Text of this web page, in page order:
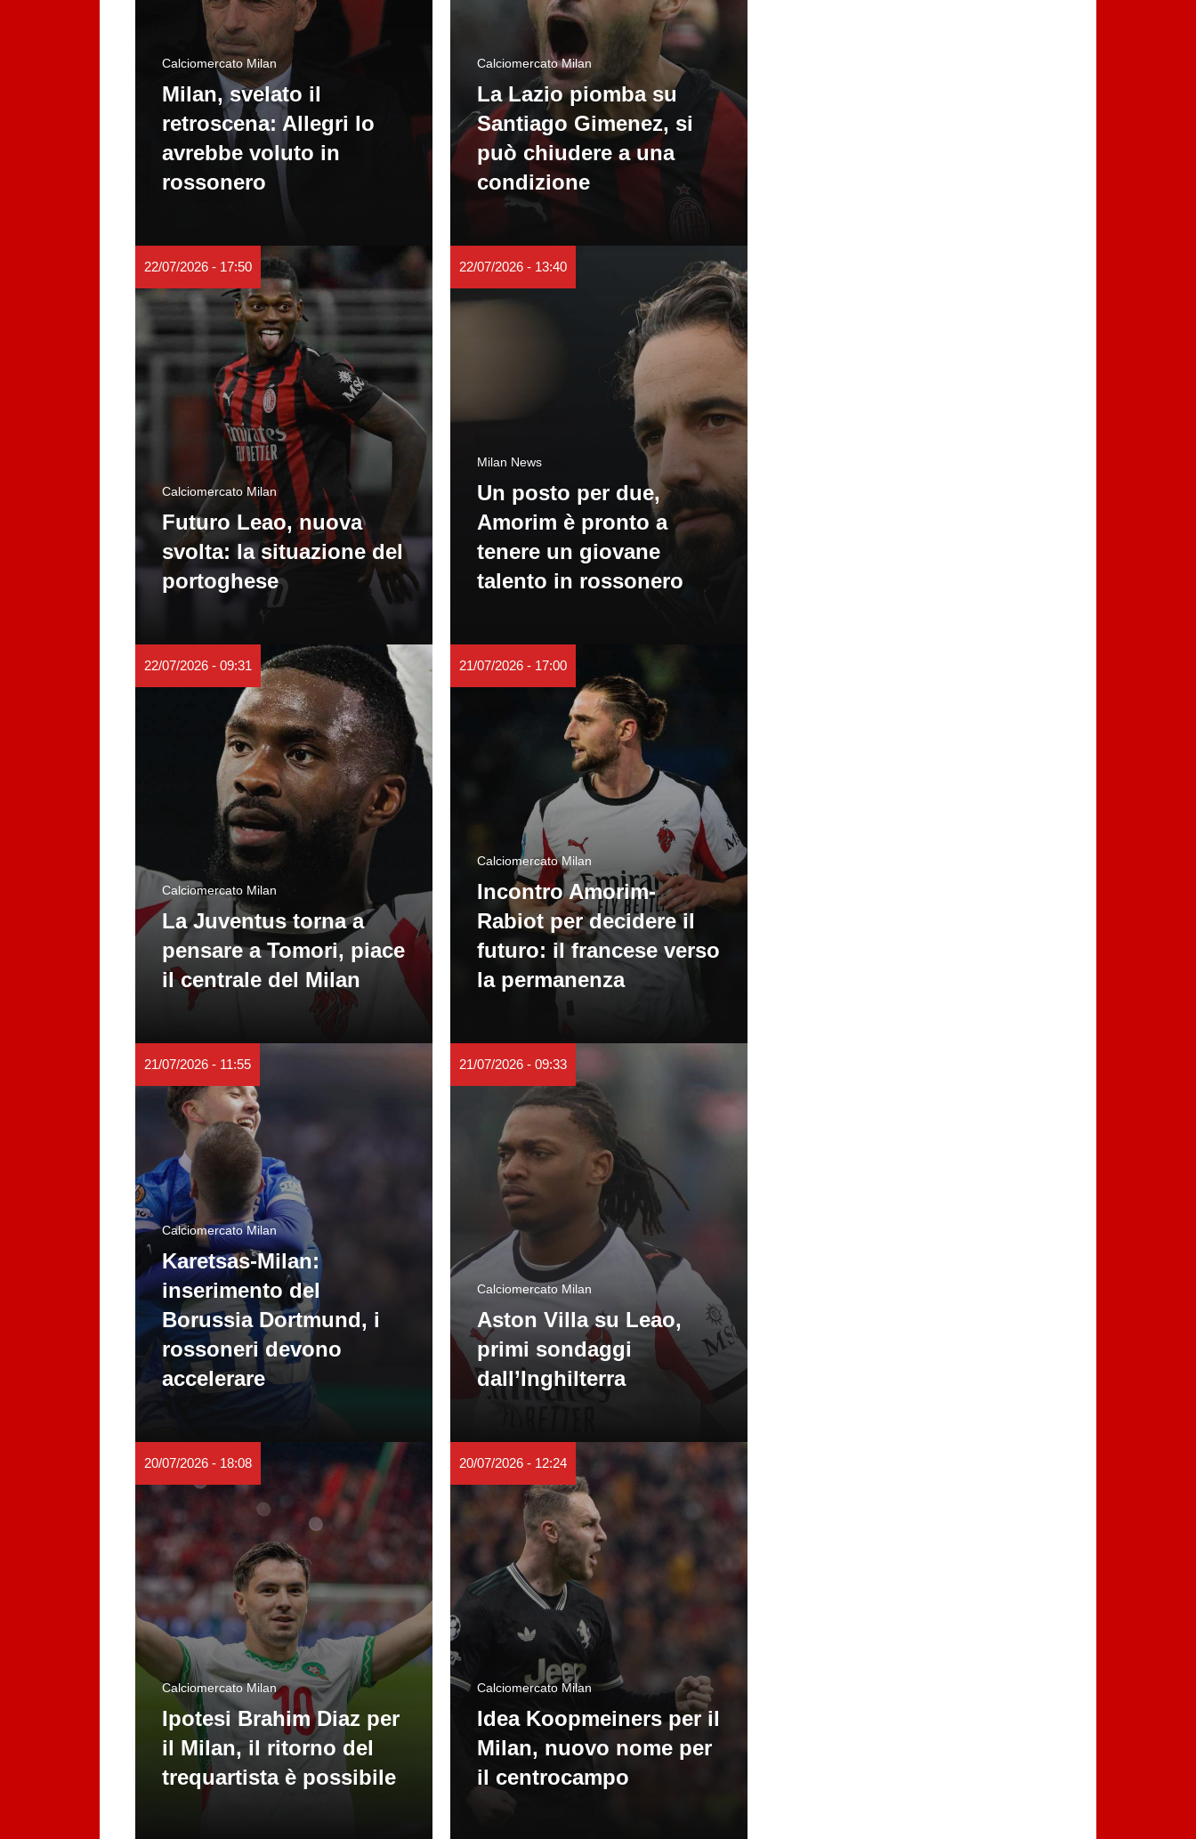
Calciomercato Milan
Milan, svelato il
retroscena: Allegri lo
avrebbe voluto in
rossonero
Calciomercato Milan
La Lazio piomba su
Santiago Gimenez, si
può chiudere a una
condizione
22/07/2026 - 17:50
Calciomercato Milan
Futuro Leao, nuova
svolta: la situazione del
portoghese
22/07/2026 - 13:40
Milan News
Un posto per due,
Amorim è pronto a
tenere un giovane
talento in rossonero
22/07/2026 - 09:31
Calciomercato Milan
La Juventus torna a
pensare a Tomori, piace
il centrale del Milan
21/07/2026 - 17:00
Calciomercato Milan
Incontro Amorim-
Rabiot per decidere il
futuro: il francese verso
la permanenza
21/07/2026 - 11:55
Calciomercato Milan
Karetsas-Milan:
inserimento del
Borussia Dortmund, i
rossoneri devono
accelerare
21/07/2026 - 09:33
Calciomercato Milan
Aston Villa su Leao,
primi sondaggi
dall’Inghilterra
20/07/2026 - 18:08
Calciomercato Milan
Ipotesi Brahim Diaz per
il Milan, il ritorno del
trequartista è possibile
20/07/2026 - 12:24
Calciomercato Milan
Idea Koopmeiners per il
Milan, nuovo nome per
il centrocampo